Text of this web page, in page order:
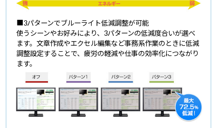
■3パターンでブルーライト低減調整が可能
使うシーンやお好みにより、3パターンの低減度合いが選べ
ます。文章作成やエクセル編集など事務系作業のときに低減
調整設定することで、疲労の軽減や仕事の効率化につながり
ます。